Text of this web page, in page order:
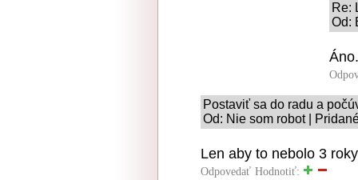
Re:
Od:
Áno.
Postaviť sa do radu a
Od: Nie som robot |
Len aby to nebolo 3
Odpovedať Hodnotiť: